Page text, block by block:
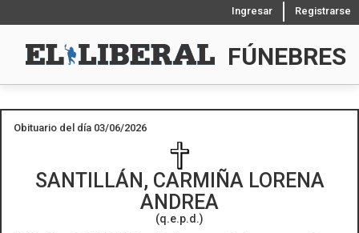
Ingresar Registrarse
FÚNEBRES
Obituario del día 03/06/2026
SANTILLÁN, CARMIÑA LORENA
ANDREA
(q.e.p.d.)